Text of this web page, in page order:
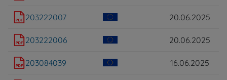
203222007 20.06.2025
203222006 20.06.2025
203084039 16.06.2025